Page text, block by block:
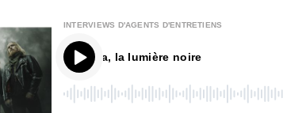
INTERVIEWS D'AGENTS D'ENTRETIENS
Katatonia, la lumière noire